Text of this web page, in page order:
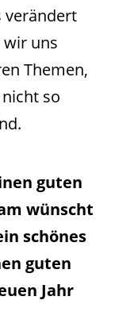
verändert
wir uns
Themen,
so
guten
wünscht
schönes
guten
Jahr